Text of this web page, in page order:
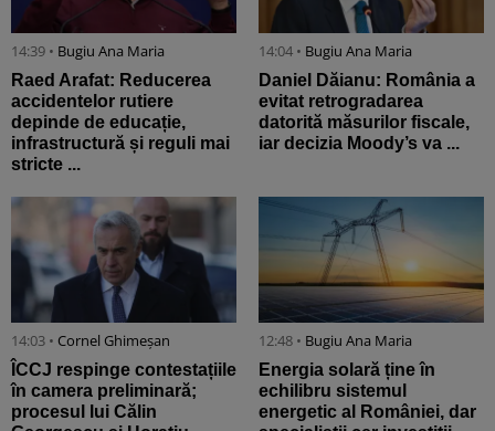
14:39 • Bugiu ⁠Ana Maria
Raed Arafat: Reducerea
accidentelor rutiere
depinde de educație,
infrastructură și reguli mai
stricte ...
14:04 • Bugiu ⁠Ana Maria
Daniel Dăianu: România a
evitat retrogradarea
datorită măsurilor fiscale,
iar decizia Moody’s va ...
14:03 • Cornel Ghimeșan
ÎCCJ respinge contestațiile
în camera preliminară;
procesul lui Călin
12:48 • Bugiu ⁠Ana Maria
Energia solară ține în
echilibru sistemul
energetic al României, dar